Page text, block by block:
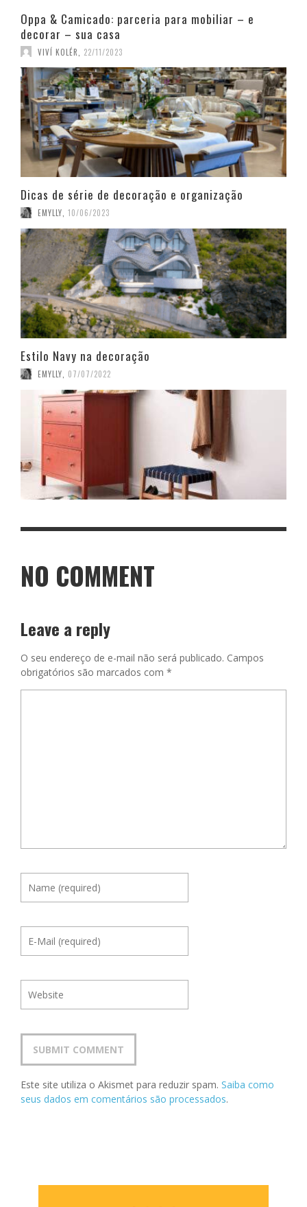
Oppa & Camicado: parceria para mobiliar – e
decorar – sua casa
VIVÍ KOLÉR 22/11/2023
Dicas de série de decoração e organização
EMYLLY 10/06/2023
Estilo Navy na decoração
EMYLLY 07/07/2022
NO COMMENT
Leave a reply
O seu endereço de e-mail não será publicado. Campos
obrigatórios são marcados com *
Este site utiliza o Akismet para reduzir spam. Saiba como
seus dados em comentários são processados.